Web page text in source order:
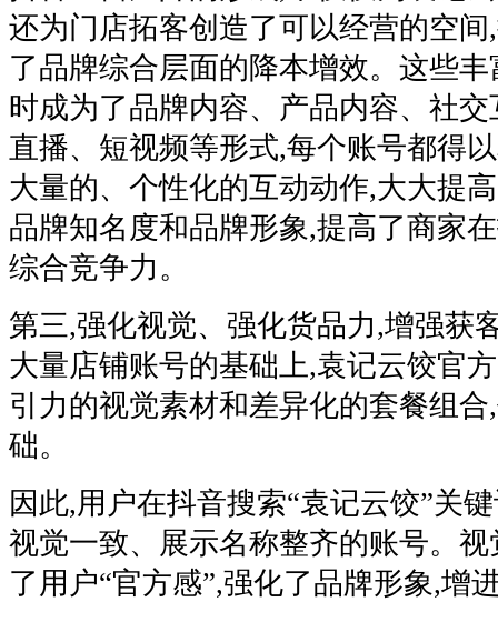
还为门店拓客创造了可以经营的空
了品牌综合层面的降本增效。这些
时成为了品牌内容、产品内容、社
直播、短视频等形式,每个账号都得
大量的、个性化的互动动作,大大提
品牌知名度和品牌形象,提高了商家
综合竞争力。
第三,强化视觉、强化货品力,增强获
大量店铺账号的基础上,袁记云饺官
引力的视觉素材和差异化的套餐组
础。
因此,用户在抖音搜索“袁记云饺”关
视觉一致、展示名称整齐的账号。
了用户“官方感”,强化了品牌形象,增